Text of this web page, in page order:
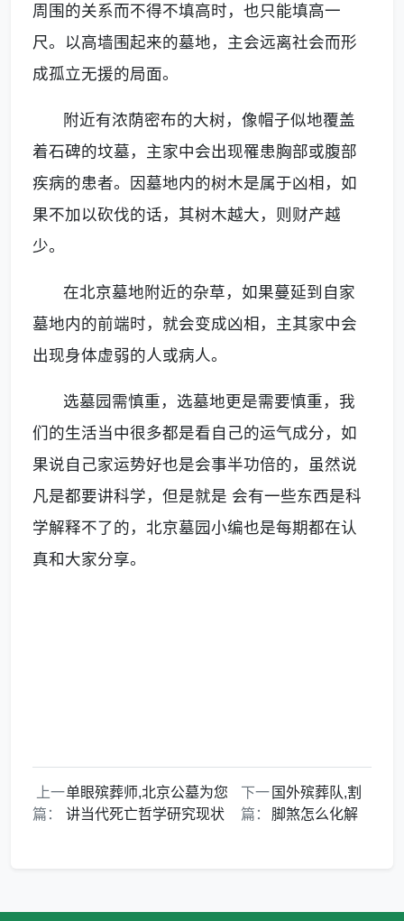
周围的关系而不得不填高时，也只能填高一
尺。以高墙围起来的墓地，主会远离社会而形
成孤立无援的局面。
附近有浓荫密布的大树，像帽子似地覆盖
着石碑的坟墓，主家中会出现罹患胸部或腹部
疾病的患者。因墓地内的树木是属于凶相，如
果不加以砍伐的话，其树木越大，则财产越
少。
在北京墓地附近的杂草，如果蔓延到自家
墓地内的前端时，就会变成凶相，主其家中会
出现身体虚弱的人或病人。
选墓园需慎重，选墓地更是需要慎重，我
们的生活当中很多都是看自己的运气成分，如
果说自己家运势好也是会事半功倍的，虽然说
凡是都要讲科学，但是就是 会有一些东西是科
学解释不了的， 北京墓园小编也是每期都在认
真和大家分享。
上一
篇：
单眼殡葬师,北京公墓为您
讲当代死亡哲学研究现状
下一
篇：
国外殡葬队,割
脚煞怎么化解